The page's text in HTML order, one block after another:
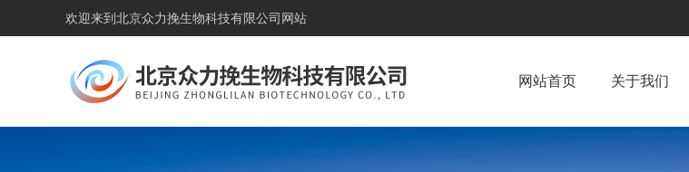
欢迎来到 北京众力挽生物科技有限公司网站
网站首页 关于我们